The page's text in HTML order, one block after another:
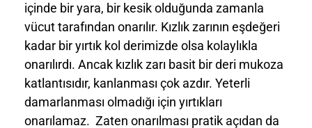
içinde bir yara, bir kesik olduğunda zamanla
vücut tarafından onarılır. Kızlık zarının eşdeğeri
kadar bir yırtık kol derimizde olsa kolaylıkla
onarılırdı. Ancak kızlık zarı basit bir deri mukoza
katlantısıdır, kanlanması çok azdır. Yeterli
damarlanması olmadığı için yırtıkları
onarılamaz. Zaten onarılması pratik açıdan da